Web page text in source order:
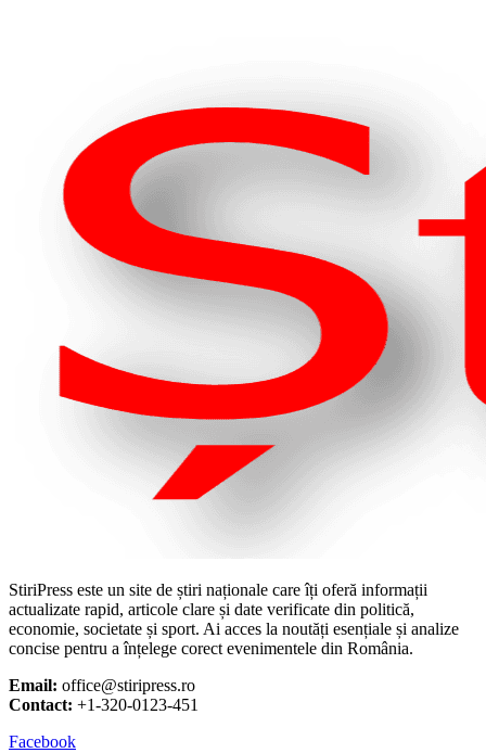
StiriPress este un site de știri naționale care îți oferă informații
actualizate rapid, articole clare și date verificate din politică,
economie, societate și sport. Ai acces la noutăți esențiale și analize
concise pentru a înțelege corect evenimentele din România.
Email: office@stiripress.ro
Contact: +1-320-0123-451
Facebook